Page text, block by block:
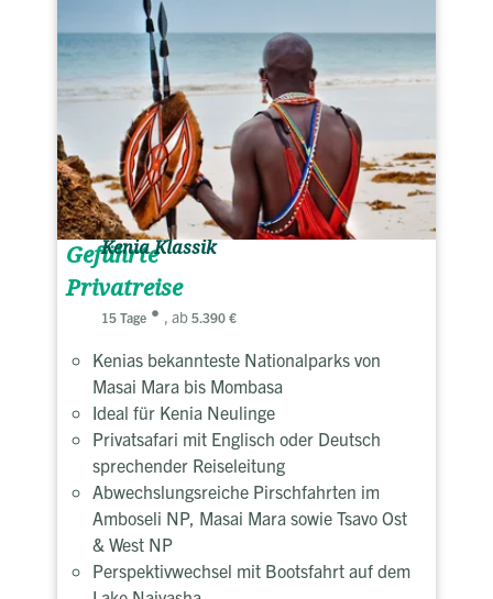
Geführte
Privatreise
Kenia Klassik
15 Tage , ab 5.390 €
Kenias bekannteste Nationalparks von
Masai Mara bis Mombasa
Ideal für Kenia Neulinge
Privatsafari mit Englisch oder Deutsch
sprechender Reiseleitung
Abwechslungsreiche Pirschfahrten im
Amboseli NP, Masai Mara sowie Tsavo Ost
& West NP
Perspektivwechsel mit Bootsfahrt auf dem